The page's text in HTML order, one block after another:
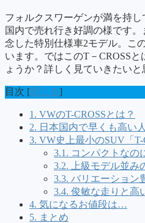
フォルクスワーゲンが満を持
国内で売れ行き好調の様です
念した特別仕様車2モデル。こ
います。ではこのT－CROSS
ょうか？詳しく見ていきたいと
目次 [閉じる]
1. VWのT-CROSSとは？
2. 日本国内で早くも高い
3. VW史上最小のSUV「T-
3.1. コンパクトなの
3.2. 上級モデル並み
3.3. バリエーション
3.4. 俊敏な走りと高
4. 気になるお値段は…
5. まとめ